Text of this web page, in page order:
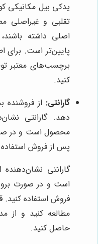
یدکی بیل مکانیکی
تقلبی و غیراصلی
اصلی داشته
پایین‌تر است. برای
برچسب‌های معتبر
کنید.
گارانتی: از فروشنده
دهد. گارانتی
محصول است و در
پس از فروش استفاده
گارانتی
است و در صورت
فروش استفاده کنید.
مطالعه کنید و از
حاصل کنید.